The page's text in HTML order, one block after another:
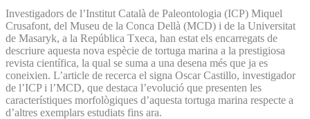
Investigadors de l’Institut Català de Paleontologia (ICP) Miquel
Crusafont, del Museu de la Conca Dellà (MCD) i de la Universitat
de Masaryk, a la República Txeca, han estat els encarregats de
descriure aquesta nova espècie de tortuga marina a la prestigiosa
revista científica, la qual se suma a una desena més que ja es
coneixien. L’article de recerca el signa Oscar Castillo, investigador
de l’ICP i l’MCD, que destaca l’evolució que presenten les
característiques morfològiques d’aquesta tortuga marina respecte a
d’altres exemplars estudiats fins ara.